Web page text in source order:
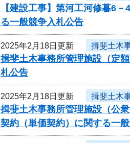
【建設工事】第河工河修暮6
る一般競争入札公告
2025年2月18日更新 揖斐土木
揖斐土木事務所管理施設（定
札公告
2025年2月18日更新 揖斐土木
揖斐土木事務所管理施設（公
契約（単価契約）に関する一